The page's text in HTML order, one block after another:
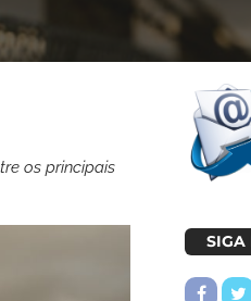
os principais
SIGA